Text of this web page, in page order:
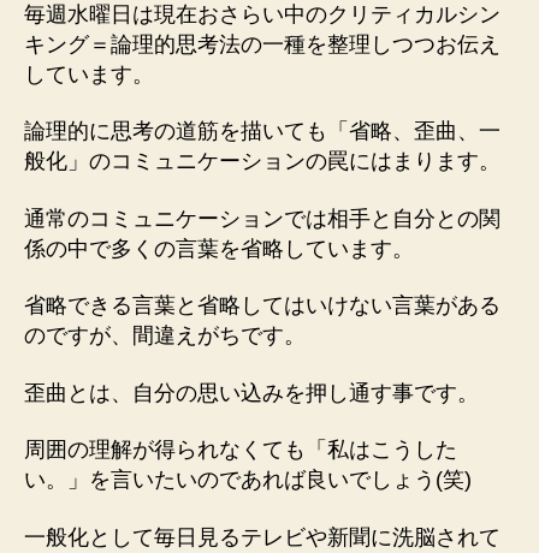
毎週水曜日は現在おさらい中のクリティカルシン
キング＝論理的思考法の一種を整理しつつお伝え
しています。
論理的に思考の道筋を描いても「省略、歪曲、一
般化」のコミュニケーションの罠にはまります。
通常のコミュニケーションでは相手と自分との関
係の中で多くの言葉を省略しています。
省略できる言葉と省略してはいけない言葉がある
のですが、間違えがちです。
歪曲とは、自分の思い込みを押し通す事です。
周囲の理解が得られなくても「私はこうした
い。」を言いたいのであれば良いでしょう(笑)
一般化として毎日見るテレビや新聞に洗脳されて